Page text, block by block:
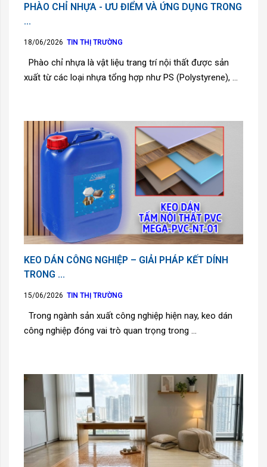
PHÀO CHỈ NHỰA - ƯU ĐIỂM VÀ ỨNG DỤNG TRONG
...
18/06/2026 TIN THỊ TRƯỜNG
Phào chỉ nhựa là vật liệu trang trí nội thất được sản
xuất từ các loại nhựa tổng hợp như PS (Polystyrene), ...
KEO DÁN CÔNG NGHIỆP – GIẢI PHÁP KẾT DÍNH
TRONG ...
15/06/2026 TIN THỊ TRƯỜNG
Trong ngành sản xuất công nghiệp hiện nay, keo dán
công nghiệp đóng vai trò quan trọng trong ...